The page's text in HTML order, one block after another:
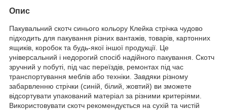
Опис
Пакувальний скотч синього кольору Клейка стрічка чудово
підходить для пакування різних вантажів, товарів, картонних
ящиків, коробок та будь-якої іншої продукції. Це
універсальний і недорогий спосіб надійного пакування. Скотч
зручний у побуті, під час переїздів, ремонтах під час
транспортування меблів або техніки. Завдяки різному
забарвленню стрічки (синій, білий, жовтий) ви зможете
відсортувати упакований матеріал за різними критеріями.
Використовувати скотч рекомендується на сухій та чистій